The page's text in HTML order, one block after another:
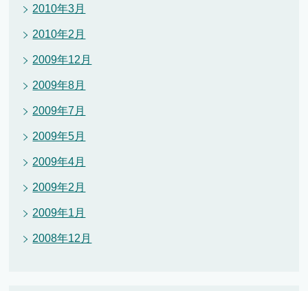
2010年3月
2010年2月
2009年12月
2009年8月
2009年7月
2009年5月
2009年4月
2009年2月
2009年1月
2008年12月